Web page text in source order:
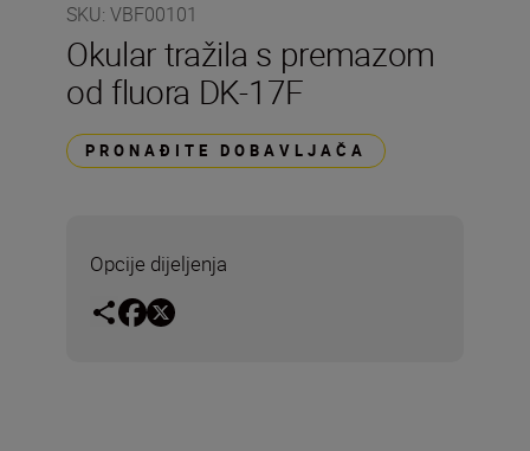
SKU: VBF00101
Okular tražila s premazom
od fluora DK-17F
PRONAĐITE DOBAVLJAČA
Opcije dijeljenja